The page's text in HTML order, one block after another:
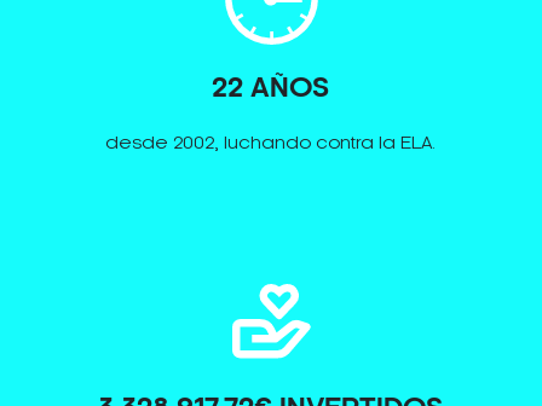
22 AÑOS
desde 2002, luchando contra la ELA.